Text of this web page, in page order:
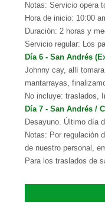
Notas: Servicio opera
Hora de inicio: 10:00
Duración: 2 horas y
Servicio regular: Los
Día 6 - San Andrés
Johnny cay, allí
mantarrayas,
No incluye: traslados,
Día 7 - San Andrés /
Desayuno. Último día
Notas: Por regulación
de nuestro personal,
Para los traslados de